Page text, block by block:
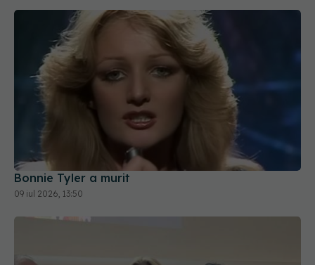
Bonnie Tyler a murit
09 iul 2026, 13:50